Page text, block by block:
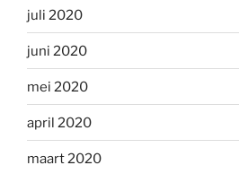
juli 2020
juni 2020
mei 2020
april 2020
maart 2020